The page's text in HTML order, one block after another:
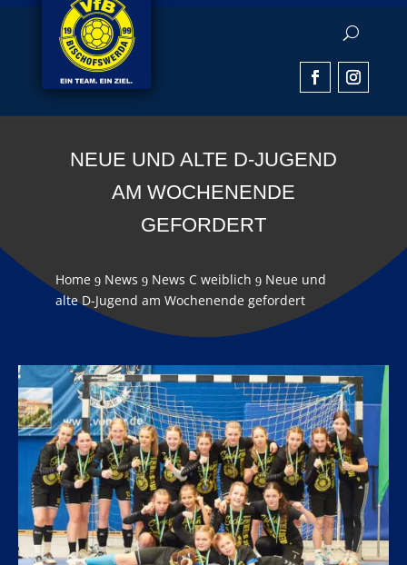
NEUE UND ALTE D-JUGEND
AM WOCHENENDE
GEFORDERT
Home 9 News 9 News C weiblich 9 Neue und
alte D-Jugend am Wochenende gefordert